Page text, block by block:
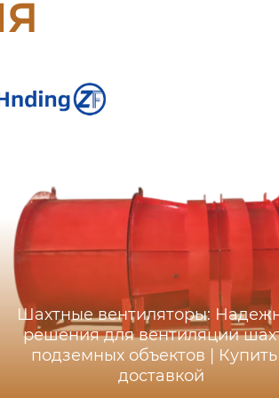
Шахтные вентиляторы:
решения для вентиляции
подземных объектов |
доставкой